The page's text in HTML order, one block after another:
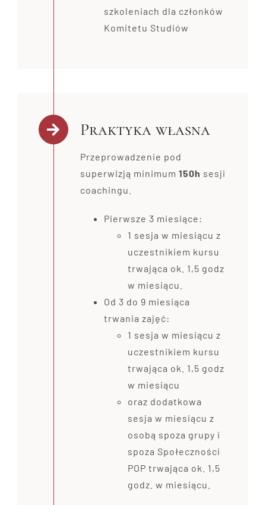
szkoleniach dla członków
Komitetu Studiów
Praktyka własna
Przeprowadzenie pod
superwizją minimum 150h sesji
coachingu.
Pierwsze 3 miesiące:
1 sesja w miesiącu z
uczestnikiem kursu
trwająca ok. 1,5 godz
w miesiącu.
Od 3 do 9 miesiąca
trwania zajęć:
1 sesja w miesiącu z
uczestnikiem kursu
trwająca ok. 1,5 godz
w miesiącu
oraz dodatkowa
sesja w miesiącu z
osobą spoza grupy i
spoza Społeczności
POP trwająca ok. 1,5
godz. w miesiącu.